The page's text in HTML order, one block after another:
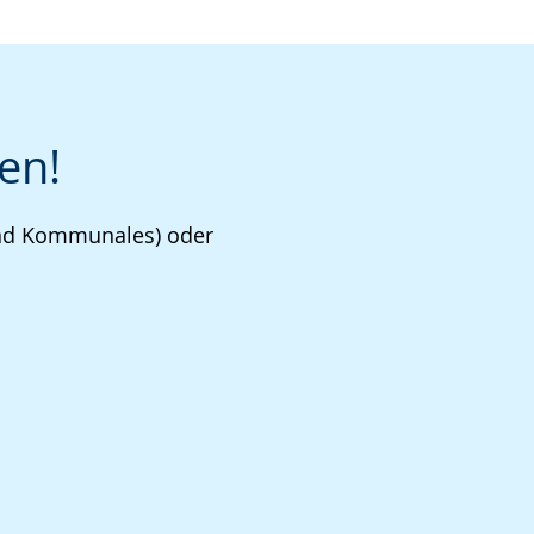
Kommunales) oder